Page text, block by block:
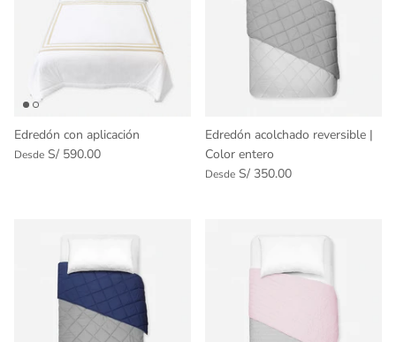
Edredón con aplicación
Desde S/ 590.00
Edredón acolchado reversible |
Color entero
Desde S/ 350.00